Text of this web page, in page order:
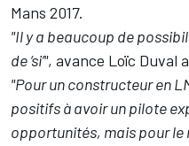
Mans 2017.
"Il y a beaucoup de
de ‘si’", avance Loïc Duval
"Pour un constructeur en
positifs à avoir un pilote
opportunités, mais pour